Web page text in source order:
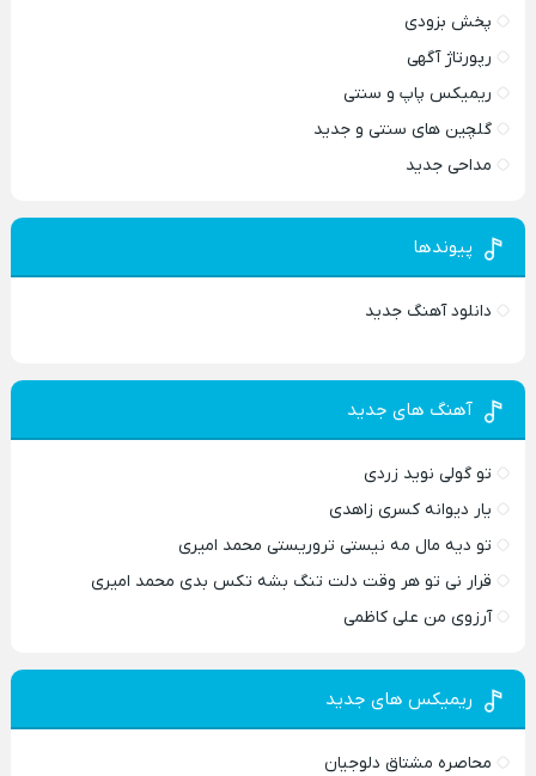
پخش بزودی
رپورتاژ آگهی
ریمیکس پاپ و سنتی
گلچین های سنتی و جدید
مداحی جدید
پیوندها
دانلود آهنگ جدید
آهنگ های جدید
تو گولی نوید زردی
یار دیوانه کسری زاهدی
تو دیه مال مه نیستی تروریستی محمد امیری
قرار نی تو هر وقت دلت تنگ بشه تکس بدی محمد امیری
آرزوی من علی کاظمی
ریمیکس های جدید
محاصره مشتاق دلوجیان